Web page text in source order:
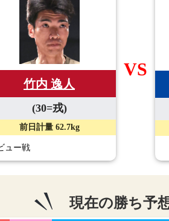
竹内 逸人
(30=戎)
前日計量 62.7kg
ュー戦
VS
現在の勝ち予